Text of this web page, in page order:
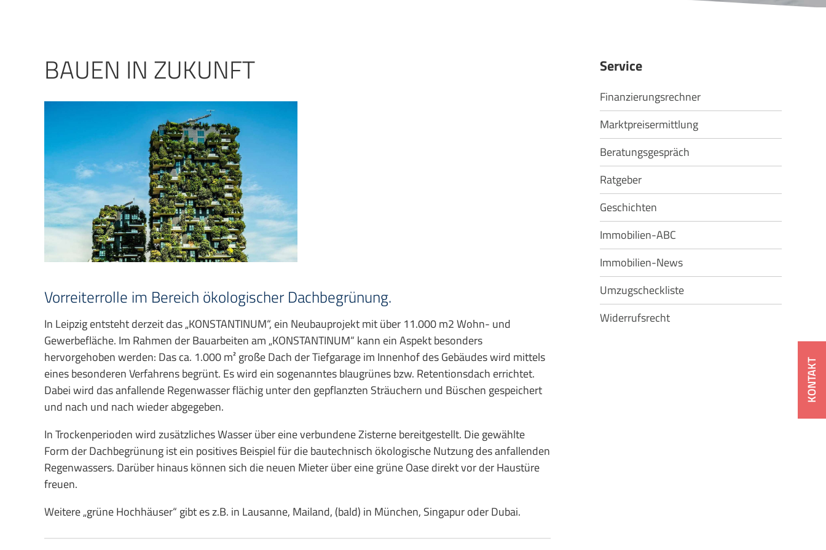
KONTAKT
BAUEN IN ZUKUNFT
Vorreiterrolle im Bereich ökologischer Dachbegrünung.
In Leipzig entsteht derzeit das „KONSTANTINUM“, ein Neubauprojekt mit über 11.000 m2 Wohn- und
Gewerbefläche. Im Rahmen der Bauarbeiten am „KONSTANTINUM“ kann ein Aspekt besonders
hervorgehoben werden: Das ca. 1.000 m² große Dach der Tiefgarage im Innenhof des Gebäudes wird mittels
eines besonderen Verfahrens begrünt. Es wird ein sogenanntes blaugrünes bzw. Retentionsdach errichtet.
Dabei wird das anfallende Regenwasser flächig unter den gepflanzten Sträuchern und Büschen gespeichert
und nach und nach wieder abgegeben.
In Trockenperioden wird zusätzliches Wasser über eine verbundene Zisterne bereitgestellt. Die gewählte
Form der Dachbegrünung ist ein positives Beispiel für die bautechnisch ökologische Nutzung des anfallenden
Regenwassers. Darüber hinaus können sich die neuen Mieter über eine grüne Oase direkt vor der Haustüre
freuen.
Weitere „grüne Hochhäuser“ gibt es z.B. in Lausanne, Mailand, (bald) in München, Singapur oder Dubai.
Service
Finanzierungsrechner
Marktpreisermittlung
Beratungsgespräch
Ratgeber
Geschichten
Immobilien-ABC
Immobilien-News
Umzugscheckliste
Widerrufsrecht